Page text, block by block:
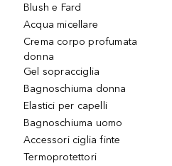
Blush e Fard
Acqua micellare
Crema corpo profumata
donna
Gel sopracciglia
Bagnoschiuma donna
Elastici per capelli
Bagnoschiuma uomo
Accessori ciglia finte
Termoprotettori